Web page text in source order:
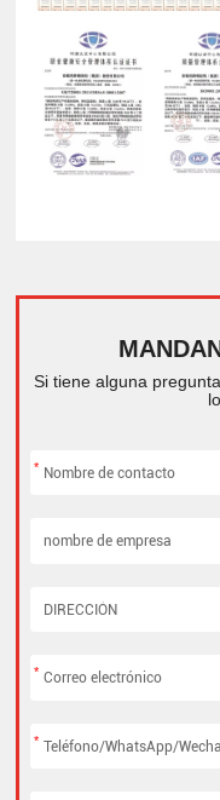
Si tiene alguna
*
*
*